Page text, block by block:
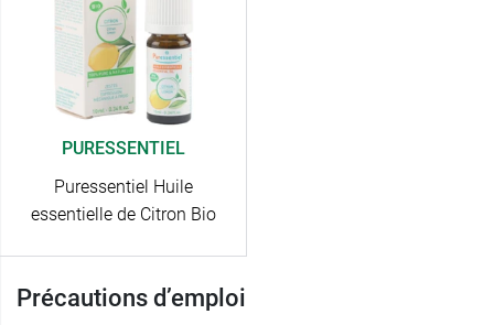
PURESSENTIEL
Puressentiel Huile
essentielle de Citron Bio
Précautions d’emploi